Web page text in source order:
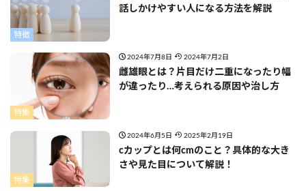
特徴
話しかけやすい人になる方法を解説
特集
2024年7月8日 2024年7月2日
雌雄眼とは？片目だけ二重になったり幅
が違ったり…考えられる原因や治し方
特集
2024年6月5日 2025年2月19日
cカップとは何cmのこと？具体的な大き
さや見た目について解説！